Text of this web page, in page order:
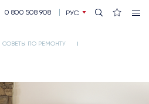
0 800 508 908
РУС
СОВЕТЫ ПО РЕМОНТУ